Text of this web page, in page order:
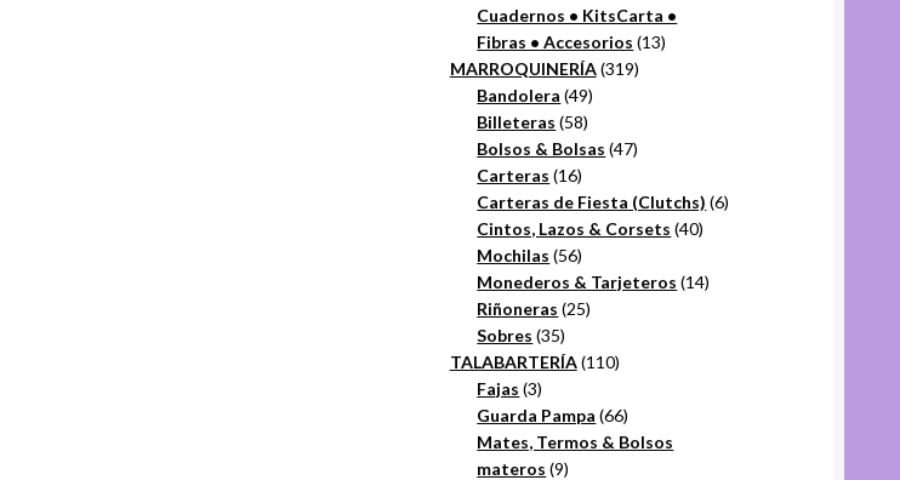
Cuadernos • KitsCarta •
Fibras • Accesorios 1313
MARROQUINERÍA 319319
Bandolera 4949
Billeteras 5858
productos
Bolsos & Bolsas 4747
Carteras 1616
productos
Carteras de Fiesta (Clutchs) 66
Cintos, Lazos & Corsets 4040
Mochilas 5656
productos
Monederos & Tarjeteros 1414
Riñoneras 2525
Sobres 3535
productos
TALABARTERÍA 110110
Fajas 33
productos
Guarda Pampa 6666
productos
Mates, Termos & Bolsos
materos 99